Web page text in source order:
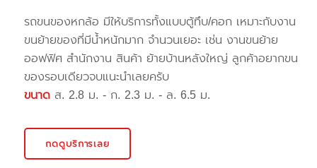
รถขนของหกล้อ มีให้บริการทั้งแบบตู้ทึบ/คอก เหมาะกับงาน
ขนย้ายของที่มีน้ำหนักมาก จำนวนเยอะ เช่น งานขนย้าย
ออฟฟิศ สำนักงาน สินค้า ย้ายบ้านหลังใหญ่ ลูกค้าอยากขน
ของรอบเดียวจบแนะนำเลยครับ
ขนาด ส. 2.8 ม. - ก. 2.3 ม. - ล. 6.5 ม.
กดดูบริการเลย